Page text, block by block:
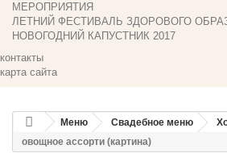
МЕРОПРИЯТИЯ
ЛЕТНИЙ ФЕСТИВАЛЬ ЗДОРОВОГО
НОВОГОДНИЙ КАПУСТНИК 2017
контакты
карта сайта
Меню Свадебное меню
овощное ассорти (картина)